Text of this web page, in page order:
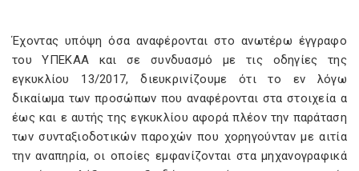
Έχοντας υπόψη όσα αναφέρονται στο ανωτέρω έγγραφο
του ΥΠΕΚΑΑ και σε συνδυασμό με τις οδηγίες της
εγκυκλίου 13/2017, διευκρινίζουμε ότι το εν λόγω
δικαίωμα των προσώπων που αναφέρονται στα στοιχεία α
έως και ε αυτής της εγκυκλίου αφορά πλέον την παράταση
των συνταξιοδοτικών παροχών που χορηγούνταν με αιτία
την αναπηρία, οι οποίες εμφανίζονται στα μηχανογραφικά